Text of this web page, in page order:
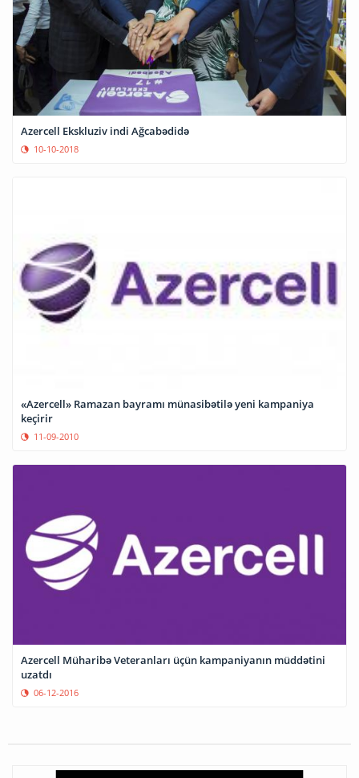
Azercell Ekskluziv indi Ağcabədidə
10-10-2018
«Azercell» Ramazan bayramı münasibətilə yeni kampaniya
keçirir
11-09-2010
Azercell Müharibə Veteranları üçün kampaniyanın müddətini
uzatdı
06-12-2016